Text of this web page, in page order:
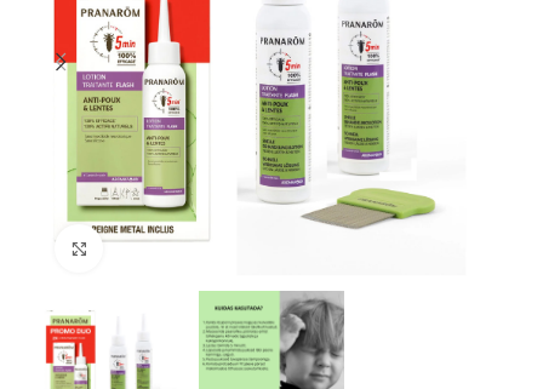
Click to enlarge